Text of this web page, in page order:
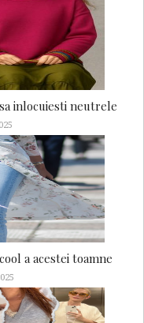
inlocuiesti neutrele
a acestei toamne